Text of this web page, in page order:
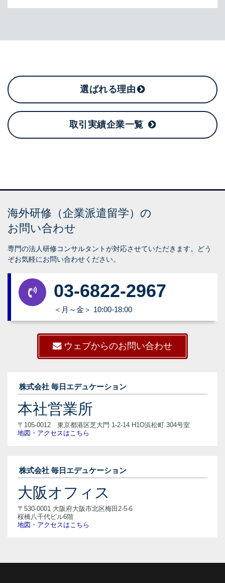
選ばれる理由
取引実績企業一覧
海外研修（企業派遣留学）の
お問い合わせ
専門の法人研修コンサルタントが対応させていただきます。どう
ぞお気軽にお問い合わせください。
03-6822-2967
＜月～金＞ 10:00-18:00
ウェブからのお問い合わせ
株式会社 毎日エデュケーション
本社営業所
〒105-0012 東京都港区芝大門 1-2-14 H1O浜松町 304号室
地図・アクセスはこちら
株式会社 毎日エデュケーション
大阪オフィス
〒530-0001 大阪府大阪市北区梅田2-5-6
桜橋八千代ビル6階
地図・アクセスはこちら